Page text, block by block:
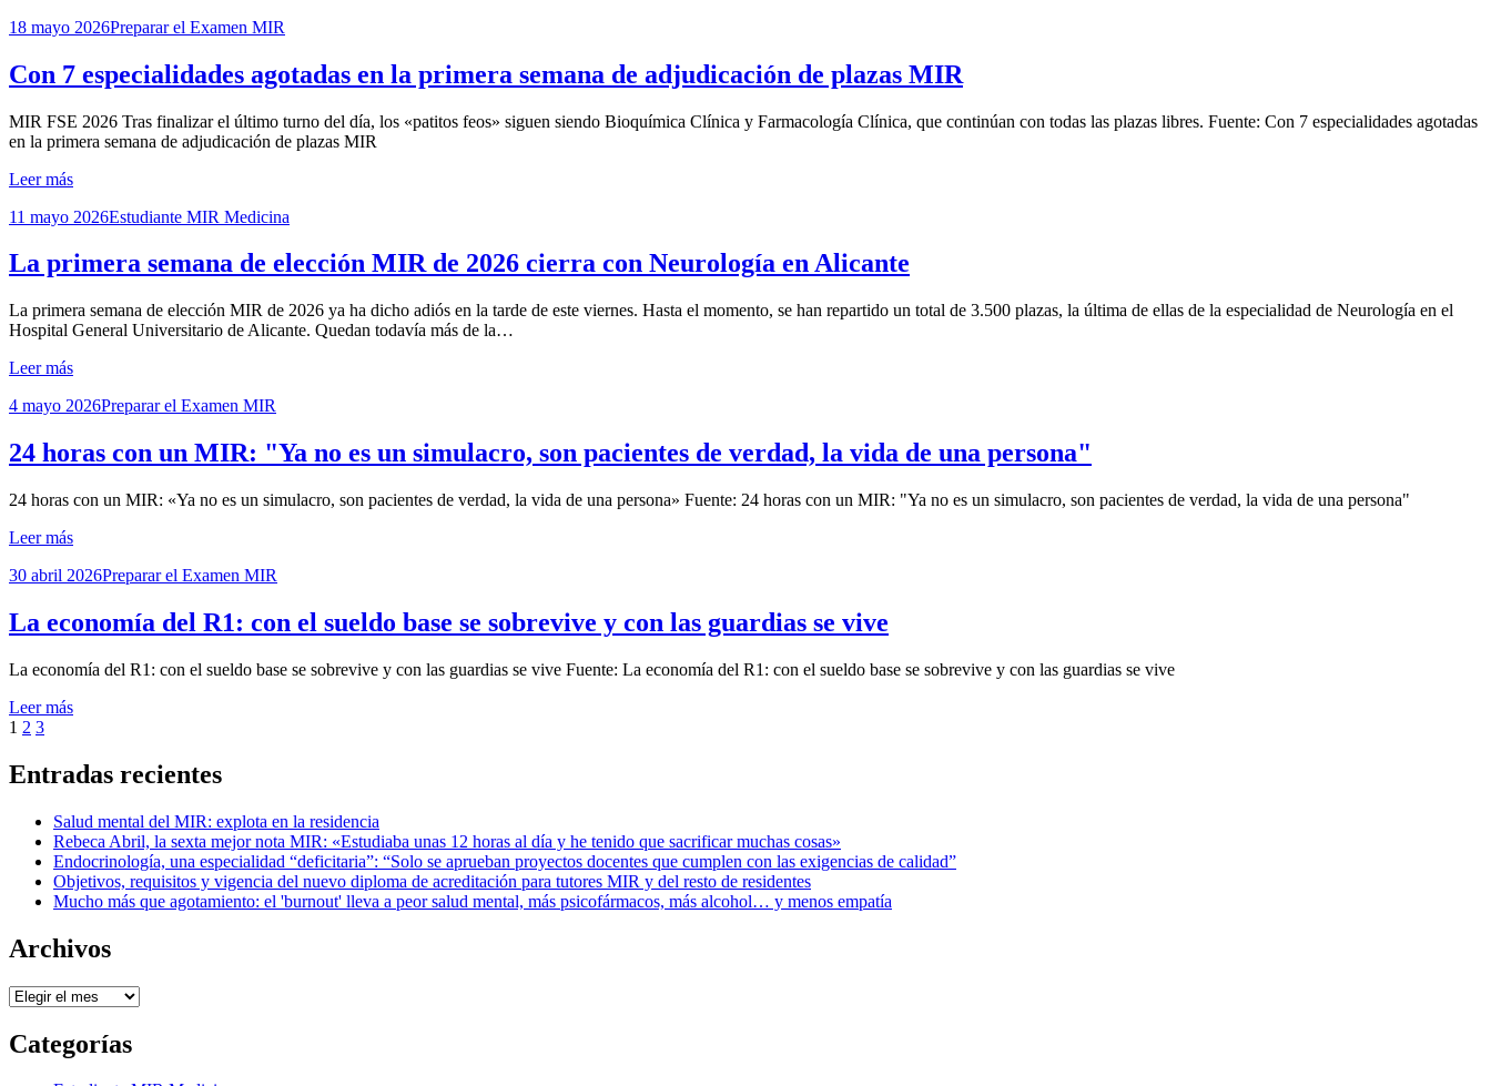
Publicada
18 mayo 2026Preparar el Examen MIR
Con 7 especialidades agotadas en la primera semana de adjudicación de plazas MIR
porExamen MIR
MIR FSE 2026 Tras finalizar el último turno del día, los «patitos feos» siguen siendo Bioquímica Clínica y Farmacología Clínica, que continúan con todas las plazas libres. Fuente: Con 7 especialidades agotadas
en la primera semana de adjudicación de plazas MIR
Leer más
Publicada
11 mayo 2026Estudiante MIR Medicina
La primera semana de elección MIR de 2026 cierra con Neurología en Alicante
porExamen MIR
La primera semana de elección MIR de 2026 ya ha dicho adiós en la tarde de este viernes. Hasta el momento, se han repartido un total de 3.500 plazas, la última de ellas de la especialidad de Neurología en el
Hospital General Universitario de Alicante. Quedan todavía más de la…
Leer más
Publicada
4 mayo 2026Preparar el Examen MIR
24 horas con un MIR: "Ya no es un simulacro, son pacientes de verdad, la vida de una persona"
porExamen MIR
24 horas con un MIR: «Ya no es un simulacro, son pacientes de verdad, la vida de una persona» Fuente: 24 horas con un MIR: "Ya no es un simulacro, son pacientes de verdad, la vida de una persona"
Leer más
Publicada
30 abril 2026Preparar el Examen MIR
La economía del R1: con el sueldo base se sobrevive y con las guardias se vive
porExamen MIR
La economía del R1: con el sueldo base se sobrevive y con las guardias se vive Fuente: La economía del R1: con el sueldo base se sobrevive y con las guardias se vive
Leer más
Paginación
de
entradas
Página
1 Página
2 Página
3Página
Entradas recientes
Salud mental del MIR: explota en la residencia
Rebeca Abril, la sexta mejor nota MIR: «Estudiaba unas 12 horas al día y he tenido que sacrificar muchas cosas»
Endocrinología, una especialidad “deficitaria”: “Solo se aprueban proyectos docentes que cumplen con las exigencias de calidad”
Objetivos, requisitos y vigencia del nuevo diploma de acreditación para tutores MIR y del resto de residentes
Mucho más que agotamiento: el 'burnout' lleva a peor salud mental, más psicofármacos, más alcohol… y menos empatía
Archivos
Archivos
Categorías